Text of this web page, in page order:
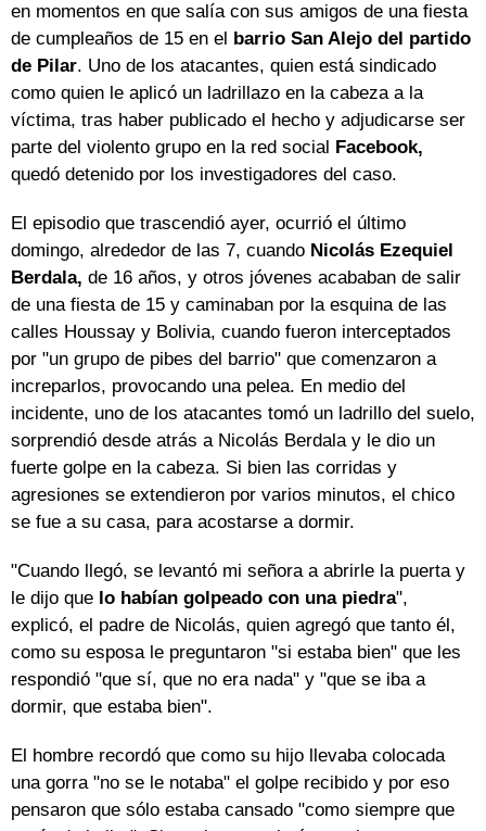
en momentos en que salía con sus amigos de una fiesta
de cumpleaños de 15 en el barrio San Alejo del partido
de Pilar. Uno de los atacantes, quien está sindicado
como quien le aplicó un ladrillazo en la cabeza a la
víctima, tras haber publicado el hecho y adjudicarse ser
parte del violento grupo en la red social Facebook,
quedó detenido por los investigadores del caso.
El episodio que trascendió ayer, ocurrió el último
domingo, alrededor de las 7, cuando Nicolás Ezequiel
Berdala, de 16 años, y otros jóvenes acababan de salir
de una fiesta de 15 y caminaban por la esquina de las
calles Houssay y Bolivia, cuando fueron interceptados
por "un grupo de pibes del barrio" que comenzaron a
increparlos, provocando una pelea. En medio del
incidente, uno de los atacantes tomó un ladrillo del suelo,
sorprendió desde atrás a Nicolás Berdala y le dio un
fuerte golpe en la cabeza. Si bien las corridas y
agresiones se extendieron por varios minutos, el chico
se fue a su casa, para acostarse a dormir.
"Cuando llegó, se levantó mi señora a abrirle la puerta y
le dijo que lo habían golpeado con una piedra",
explicó, el padre de Nicolás, quien agregó que tanto él,
como su esposa le preguntaron "si estaba bien" que les
respondió "que sí, que no era nada" y "que se iba a
dormir, que estaba bien".
El hombre recordó que como su hijo llevaba colocada
una gorra "no se le notaba" el golpe recibido y por eso
pensaron que sólo estaba cansado "como siempre que